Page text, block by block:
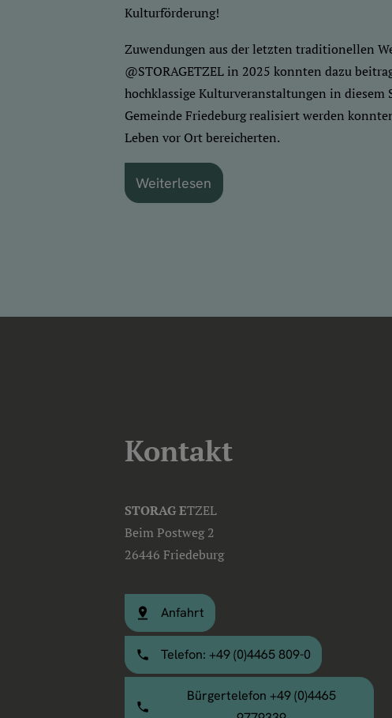
Kulturförderung!
Zuwendungen aus der letzten traditionellen
@STORAGETZEL in 2025 konnten dazu
hochklassige Kulturveranstaltungen in diesem
Gemeinde Friedeburg realisiert werden
Leben vor Ort bereicherten.
Weiterlesen
Kontakt
STORAG ETZEL
Beim Postweg 2
26446 Friedeburg
Anfahrt
Telefon: +49 (0)4465 809-0
Bürgertelefon +49 (0)4465